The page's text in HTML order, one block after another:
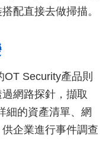
配直接去做掃描。
Security產品則
網路探針，擷取
細的資產清單、網
企業進行事件調查